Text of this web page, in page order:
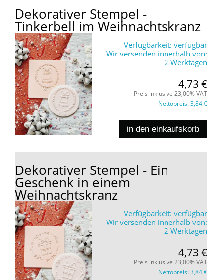
Dekorativer Stempel -
Tinkerbell im Weihnachtskranz
Verfügbarkeit: verfügbar
Wir versenden innerhalb von:
2 Werktagen
4,73 €
Preis inklusive 23,00% VAT
Nettopreis:3,84 €
in den einkaufskorb
Dekorativer Stempel - Ein
Geschenk in einem
Weihnachtskranz
Verfügbarkeit: verfügbar
Wir versenden innerhalb von:
2 Werktagen
4,73 €
Preis inklusive 23,00% VAT
Nettopreis:3,84 €